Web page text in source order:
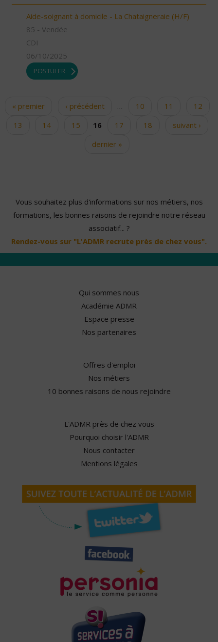
Aide-soignant à domicile - La Chataigneraie (H/F)
85 - Vendée
CDI
06/10/2025
POSTULER
Pages
« premier ‹ précédent … 10 11
12
13
14 15 16 17 18
suivant ›
dernier »
Vous souhaitez plus d'informations sur nos métiers, nos
formations, les bonnes raisons de rejoindre notre réseau
associatif... ?
Rendez-vous sur "L'ADMR recrute près de chez vous".
Qui sommes nous
Académie ADMR
Espace presse
Nos partenaires
Offres d'emploi
Nos métiers
10 bonnes raisons de nous rejoindre
L'ADMR près de chez vous
Pourquoi choisir l'ADMR
Nous contacter
Mentions légales